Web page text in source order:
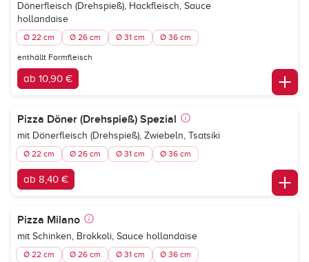
Dönerfleisch (Drehspieß), Hackfleisch, Sauce
hollandaise
Ø 22 cm Ø 26 cm Ø 31 cm Ø 36 cm
enthällt Formfleisch
ab 10,90 €
Pizza Döner (Drehspieß) Spezial
mit Dönerfleisch (Drehspieß), Zwiebeln, Tsatsiki
Ø 22 cm Ø 26 cm Ø 31 cm Ø 36 cm
ab 8,40 €
Pizza Milano
mit Schinken, Brokkoli, Sauce hollandaise
Ø 22 cm Ø 26 cm Ø 31 cm Ø 36 cm